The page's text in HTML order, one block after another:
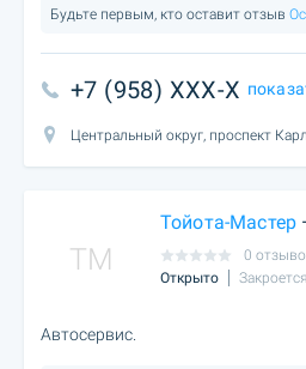
Будьте первым, кто оставит отзыв
+7 (958) XXX-X
Центральный округ, проспект
TM
Тойота-Мастер
0
Открыто
Автосервис.